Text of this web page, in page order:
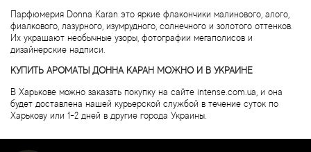
Парфюмерия Donna Karan это яркие флакончики малинового, алого,
фиалкового, лазурного, изумрудного, солнечного и золотого оттенков.
Их украшают необычные узоры, фотографии мегаполисов и
дизайнерские надписи.
КУПИТЬ АРОМАТЫ ДОННА КАРАН МОЖНО И В УКРАИНЕ
В Харькове можно заказать покупку на сайте intense.com.ua, и она
будет доставлена нашей курьерской службой в течение суток по
Харькову или 1-2 дней в другие города Украины.
Calypso Christiane Celle
Carla Fracci